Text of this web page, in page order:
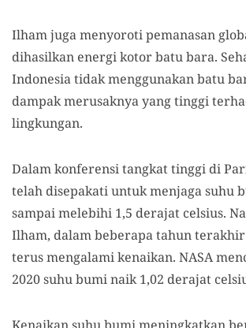
Ilham juga menyoroti pemanasan
dihasilkan energi kotor batu bara.
Indonesia tidak menggunakan batu
dampak merusaknya yang tinggi
lingkungan.
Dalam konferensi tangkat tinggi di
telah disepakati untuk menjaga suhu
sampai melebihi 1,5 derajat celsius.
Ilham, dalam beberapa tahun
terus mengalami kenaikan. NASA
2020 suhu bumi naik 1,02 derajat